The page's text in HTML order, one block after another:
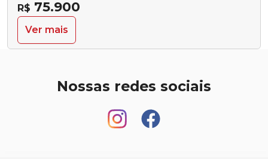
R$ 75.900
Ver mais
Nossas redes sociais